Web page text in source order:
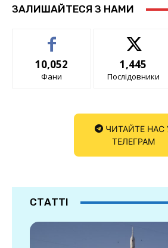
ЗАЛИШАЙТЕСЯ З НАМИ
10,052
Фани
1,445
Послідовники
ЧИТАЙТЕ НАС
ТЕЛЕГРАМ
СТАТТІ